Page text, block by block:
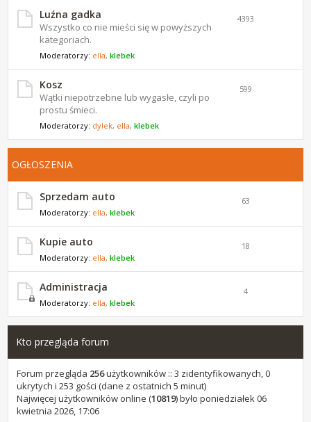
Luźna gadka
Wszystko co nie mieści się w powyższych
kategoriach.
Moderatorzy: ella,klebek
4393
Kosz
Wątki niepotrzebne lub wygasłe, czyli po
prostu śmieci.
Moderatorzy: dylek, ella,klebek
599
OGŁOSZENIA
Sprzedam auto
Moderatorzy: ella,klebek
63
Kupie auto
Moderatorzy: ella,klebek
18
Administracja
Moderatorzy: ella,klebek
4
Kto przegląda forum
Forum przegląda 256użytkowników :: 3 zidentyfikowanych, 0
ukrytych i 253 gości (dane z ostatnich 5 minut)
Najwięcej użytkowników online (10819) było poniedziałek 06
kwietnia 2026, 17:06